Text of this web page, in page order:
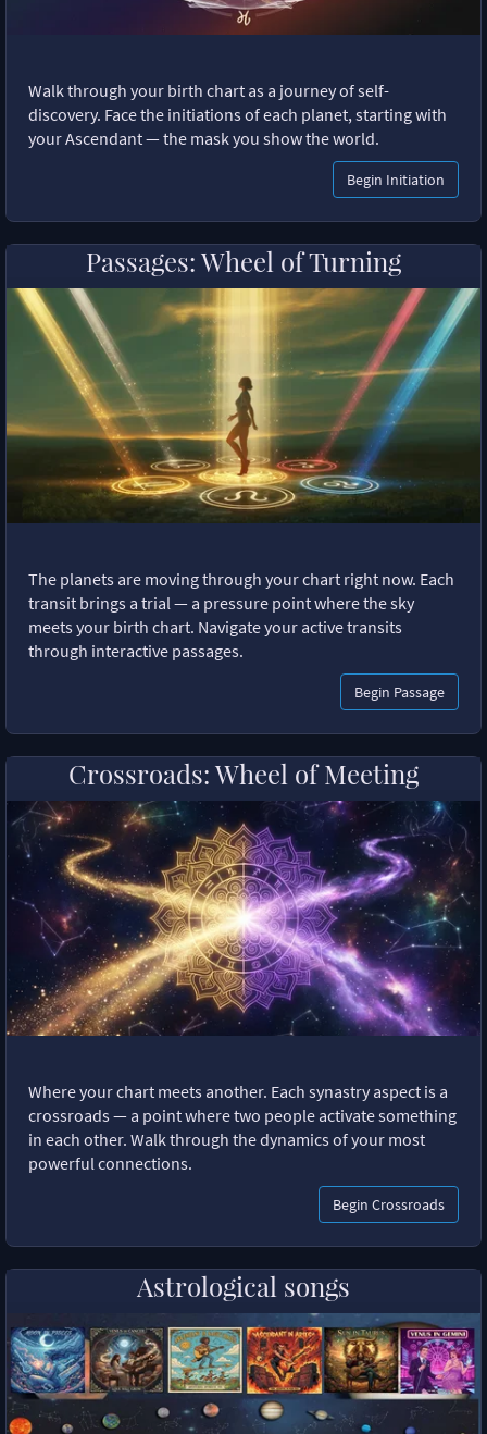
Walk through your birth chart as a journey of self-
discovery. Face the initiations of each planet, starting with
your Ascendant — the mask you show the world.
Begin Initiation
Passages: Wheel of Turning
The planets are moving through your chart right now. Each
transit brings a trial — a pressure point where the sky
meets your birth chart. Navigate your active transits
through interactive passages.
Begin Passage
Crossroads: Wheel of Meeting
Where your chart meets another. Each synastry aspect is a
crossroads — a point where two people activate something
in each other. Walk through the dynamics of your most
powerful connections.
Begin Crossroads
Astrological songs